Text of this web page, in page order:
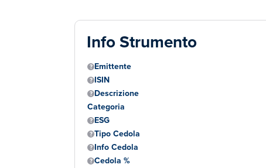
Info Strumento
Emittente
ISIN
Descrizione
Categoria
ESG
Tipo Cedola
Info Cedola
Cedola %